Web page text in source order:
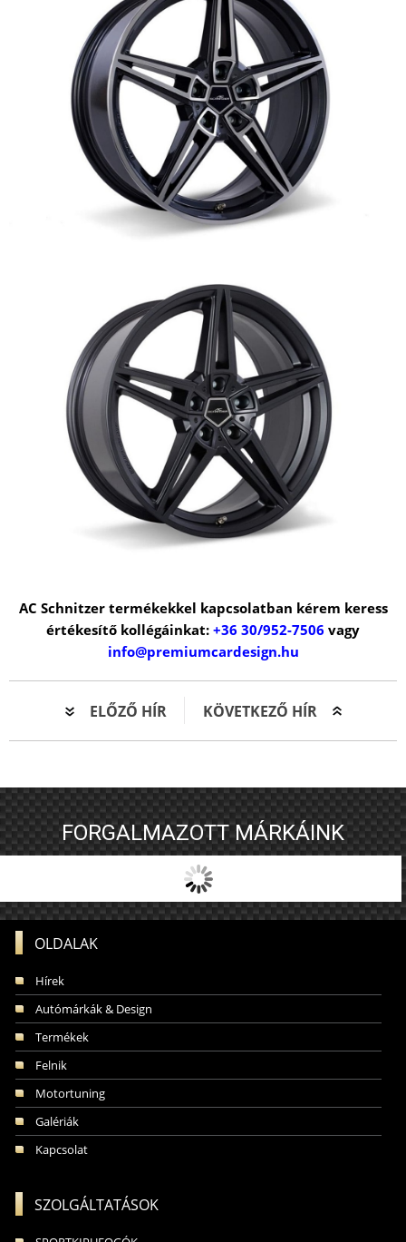
AC Schnitzer termékekkel kapcsolatban kérem keress
értékesítő kollégáinkat: +36 30/952-7506 vagy
info@premiumcardesign.hu
ELŐZŐ HÍR KÖVETKEZŐ HÍR
FORGALMAZOTT MÁRKÁINK
OLDALAK
Hírek
Autómárkák & Design
Termékek
Felnik
Motortuning
Galériák
Kapcsolat
SZOLGÁLTATÁSOK